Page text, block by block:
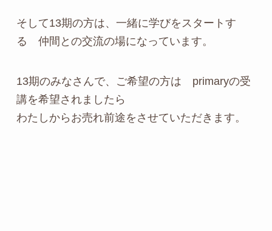
そして13期の方は、一緒に学びをスタートす
る 仲間との交流の場になっています。
13期のみなさんで、ご希望の方は primaryの受
講を希望されましたら
わたしからお売れ前途をさせていただきます。